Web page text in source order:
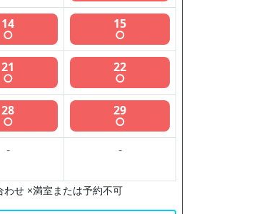
14
○
15
○
21
○
22
○
28
○
29
○
- -
せ ×満室または予約不可